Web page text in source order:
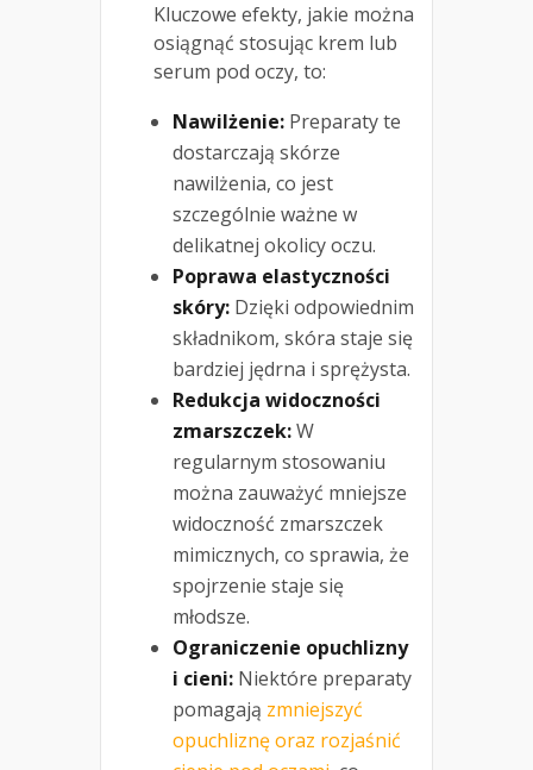
Kluczowe efekty, jakie można
osiągnąć stosując krem lub
serum pod oczy, to:
Nawilżenie: Preparaty te
dostarczają skórze
nawilżenia, co jest
szczególnie ważne w
delikatnej okolicy oczu.
Poprawa elastyczności
skóry: Dzięki odpowiednim
składnikom, skóra staje się
bardziej jędrna i sprężysta.
Redukcja widoczności
zmarszczek:W
regularnym stosowaniu
można zauważyć mniejsze
widoczność zmarszczek
mimicznych, co sprawia, że
spojrzenie staje się
młodsze.
Ograniczenie opuchlizny
i cieni: Niektóre preparaty
pomagają zmniejszyć
opuchliznę oraz rozjaśnić